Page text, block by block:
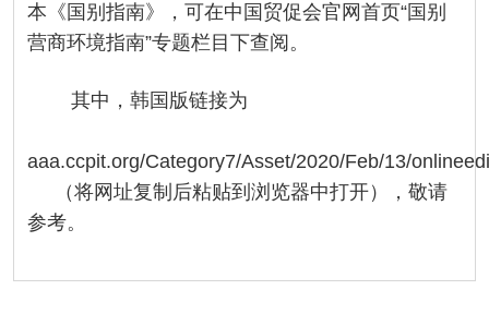
本《国别指南》，可在中国贸促会官网首页“国别
营商环境指南”专题栏目下查阅。
其中，韩国版链接为
aaa.ccpit.org/Category7/Asset/2020/Feb/13/
（将网址复制后粘贴到浏览器中打开），敬请
参考。